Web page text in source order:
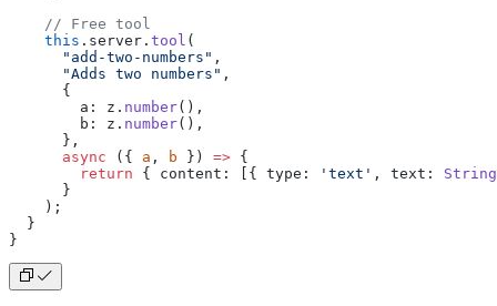
    // Free tool
    this
.server. tool (
      "add-two-numbers"
,
      "Adds two numbers"
,
      {
        a: z.
number(),
        b: z.
number(),
      },
      async
({ a , b }) => {
        return
{ content: [{ type: 'text' , text: String
      }
    );
  }
}